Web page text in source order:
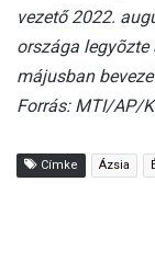
vezető 2022.
országa legyõzte
májusban
Forrás: MTI/AP/
Címke Ázsia